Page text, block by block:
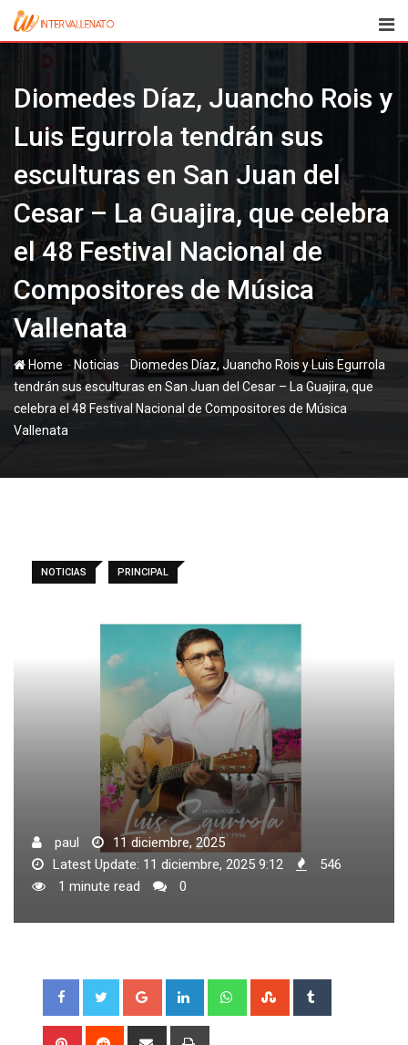
Skip
Diomedes Díaz, Juancho Rois y
Luis Egurrola tendrán sus
esculturas en San Juan del
Cesar – La Guajira, que celebra
el 48 Festival Nacional de
Compositores de Música
Vallenata
Home - Noticias - Diomedes Díaz, Juancho Rois y Luis Egurrola
tendrán sus esculturas en San Juan del Cesar – La Guajira, que
celebra el 48 Festival Nacional de Compositores de Música
Vallenata
NOTICIAS PRINCIPAL
paul
11 diciembre, 2025
Latest Update: 11 diciembre, 2025 9:12
546
1 minute read
0
Google+ LinkedIn WhatsappStumbleUpon
Pinterest Reddit
Share